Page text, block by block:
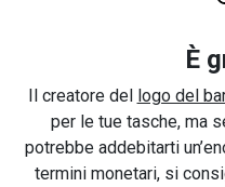
È
Il creatore del logo del
per le tue tasche, ma
potrebbe addebitarti
termini monetari, si